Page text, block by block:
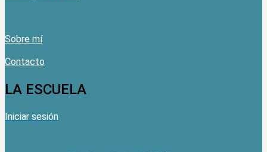
Sobre mí
Contacto
LA ESCUELA
Iniciar sesión